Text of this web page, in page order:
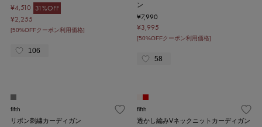
¥4,510 31%OFF
¥2,255
[50%OFFクーポン利用価格]
106
ン
¥7,990
¥3,995
[50%OFFクーポン利用価格]
58
fifth
リボン刺繍カーディガン
fifth
透かし編みVネックニットカーディガン